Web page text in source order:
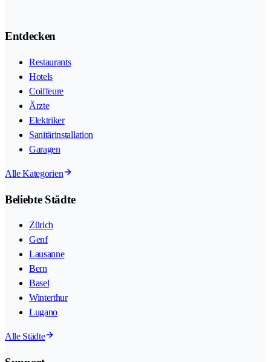
Entdecken
Restaurants
Hotels
Coiffeure
Ärzte
Elektriker
Sanitärinstallation
Garagen
Alle Kategorien
Beliebte Städte
Zürich
Genf
Lausanne
Bern
Basel
Winterthur
Lugano
Alle Städte